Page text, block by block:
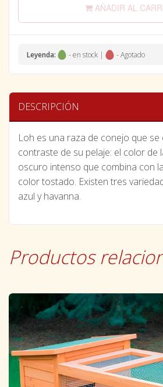
AÑADIR AL
Leyenda: - en stock | - Agotado
DESCRIPCIÓN
Loh es una raza de conejo que
contraste de su pelaje: el color de
oscuro intenso que combina con
color tostado. Existen tres
azul y havanna.
Productos